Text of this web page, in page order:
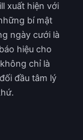
xuất hiện với
bí mật
ngày cưới là
hiệu cho
chỉ là
đầu tâm lý